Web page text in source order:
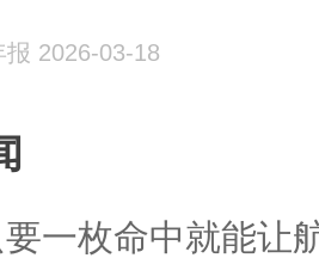
2026-03-18
一枚命中就能让